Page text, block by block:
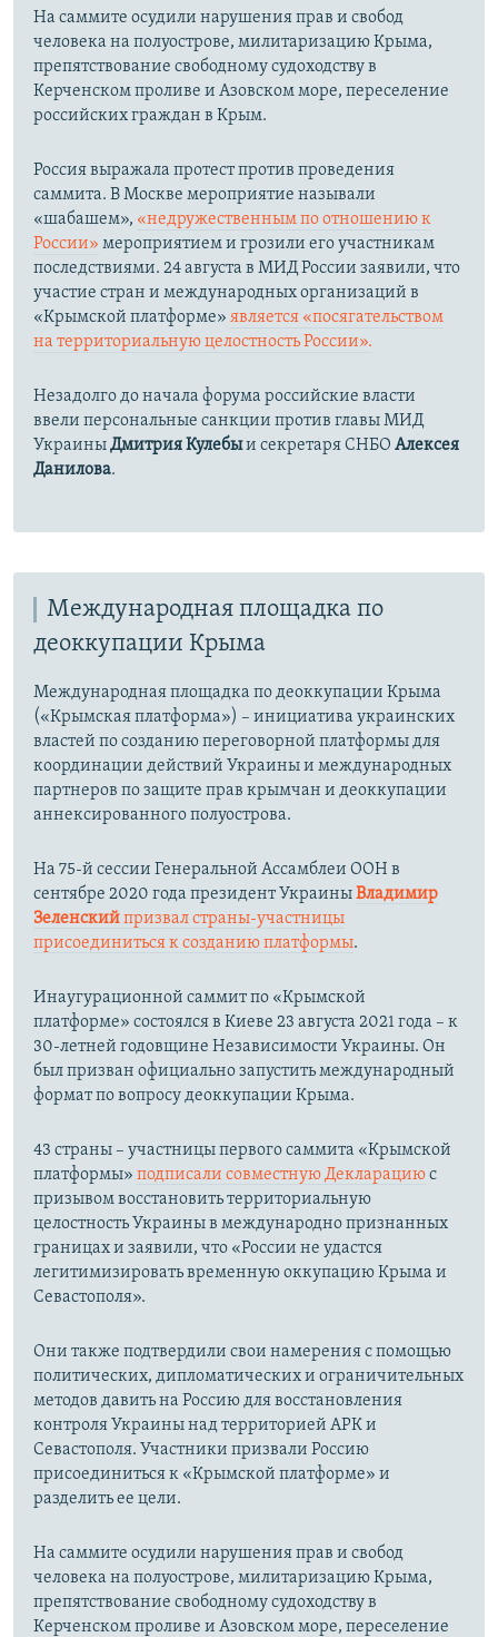
На саммите осудили нарушения прав и свобод
человека на полуострове, милитаризацию Крыма,
препятствование свободному судоходству в
Керченском проливе и Азовском море, переселение
российских граждан в Крым.
Россия выражала протест против проведения
саммита. В Москве мероприятие называли
«шабашем», «недружественным по отношению к
России» мероприятием и грозили его участникам
последствиями. 24 августа в МИД России заявили, что
участие стран и международных организаций в
«Крымской платформе» является «посягательством
на территориальную целостность России».
Незадолго до начала форума российские власти
ввели персональные санкции против главы МИД
УкраиныДмитрия Кулебыи секретаря СНБО Алексея
Данилова.
Международная площадка по
деоккупации Крыма
Международная площадка по деоккупации Крыма
(«Крымская платформа») – инициатива украинских
властей по созданию переговорной платформы для
координации действий Украины и международных
партнеров по защите прав крымчан и деоккупации
аннексированного полуострова.
На 75-й сессии Генеральной Ассамблеи ООН в
сентябре 2020 года президент УкраиныВладимир
Зеленскийпризвал страны-участницы
присоединиться к созданию платформы.
Инаугурационной саммит по «Крымской
платформе» состоялся в Киеве 23 августа 2021 года – к
30-летней годовщине Независимости Украины. Он
был призван официально запустить международный
формат по вопросу деоккупации Крыма.
43 страны – участницы первого саммита «Крымской
платформы» подписали совместную Декларациюс
призывом восстановить территориальную
целостность Украины в международно признанных
границах и заявили, что «России не удастся
легитимизировать временную оккупацию Крыма и
Севастополя».
Они также подтвердили свои намерения с помощью
политических, дипломатических и ограничительных
методов давить на Россию для восстановления
контроля Украины над территорией АРК и
Севастополя. Участники призвали Россию
присоединиться к «Крымской платформе» и
разделить ее цели.
На саммите осудили нарушения прав и свобод
человека на полуострове, милитаризацию Крыма,
препятствование свободному судоходству в
Керченском проливе и Азовском море, переселение